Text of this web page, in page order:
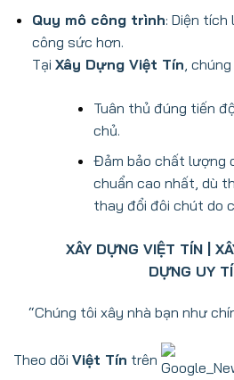
Quy mô công trình: Diện tích
công sức hơn.
Tại Xây Dựng Việt Tín ,
Tuân thủ đúng tiến
chủ.
Đảm bảo chất lượng
chuẩn cao nhất, dù
thay đổi đôi chút do
XÂY DỰNG VIỆT TÍN |
DỰNG UY
“Chúng tôi xây nhà bạn như
Theo dõi Việt Tín trên